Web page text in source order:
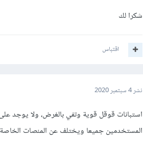
شكرا لك
اقتباس
نشر4 سبتمبر 2020
استبانات قوقل قوية وتفي بالغرض، ولا يوجد
المستخدمين جميعا ويختلف عن المنصات